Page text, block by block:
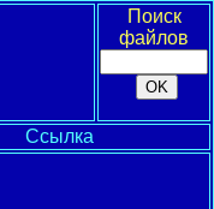
Поиск
файлов
Ссылка